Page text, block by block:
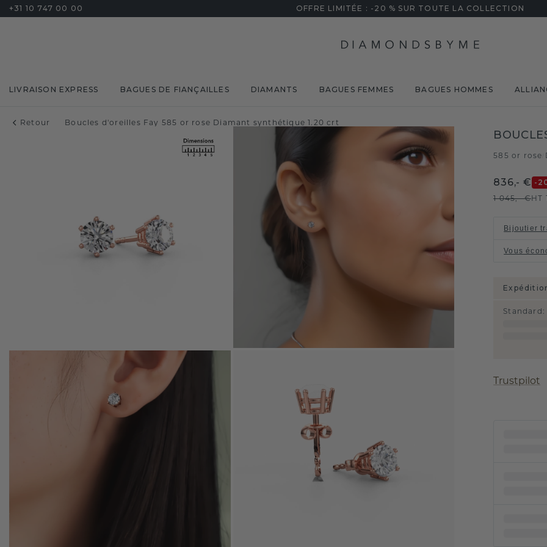
+31 10 747 00 00 OFFRE LIMITÉE : -20 % SUR TOUTE LA COLLECTION
LIVRAISON EXPRESS BAGUES DE FIANÇAILLES DIAMANTS BAGUES FEMMES BAGUES HOMMES
Retour Boucles d'oreilles Fay 585 or rose Diamant synthétique 1.20 crt
585 or rose
836,- € -
1 045,- €HT
Bijoutier
Vous
Standard :
Trustpilot